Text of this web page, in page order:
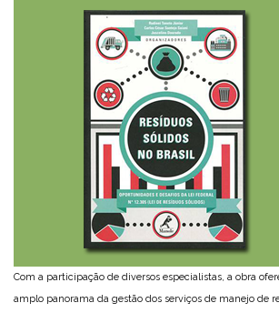
Com a participação de diversos especialistas, a obra
amplo panorama da gestão dos serviços de manejo de